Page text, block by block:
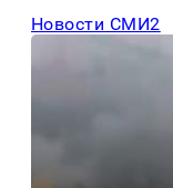
Новости СМИ2